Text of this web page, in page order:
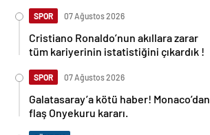
SPOR 07 Ağustos 2026
Cristiano Ronaldo’nun akıllara zarar
tüm kariyerinin istatistiğini çıkardık !
SPOR 07 Ağustos 2026
Galatasaray’a kötü haber! Monaco’dan
flaş Onyekuru kararı.